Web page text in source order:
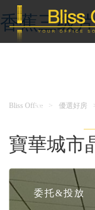
香蕉三级
首 頁
委托&投放
Bliss Office > 優選好房
寶華城市